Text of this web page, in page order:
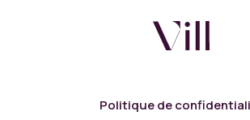
Politique de